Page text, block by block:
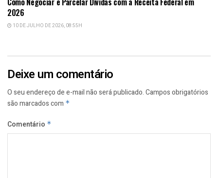
2026
10 DE JULHO DE 2026, 08:55H
Deixe um comentário
O seu endereço de e-mail não será publicado.Campos obrigatórios
são marcados com *
Comentário *